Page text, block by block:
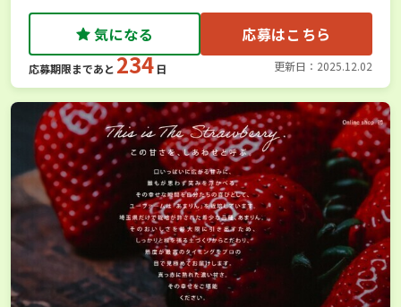
気になる 応募はこちら
応募期限まであと 234 日 更新日：2025.12.02